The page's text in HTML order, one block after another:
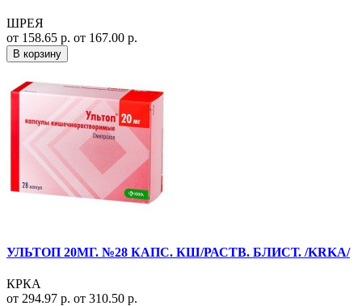
ШРЕЯ
от 158.65 р. от 167.00 р.
В корзину
УЛЬТОП 20МГ. №28 КАПС. КШ/РАСТВ. БЛИСТ. /KRKA/
КРКА
от 294.97 р. от 310.50 р.